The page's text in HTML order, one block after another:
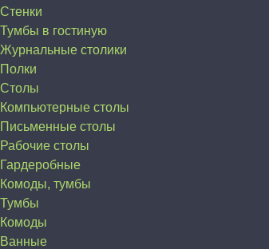
Стенки
Тумбы в гостиную
Журнальные столики
Полки
Столы
Компьютерные столы
Письменные столы
Рабочие столы
Гардеробные
Комоды, тумбы
Тумбы
Комоды
Ванные